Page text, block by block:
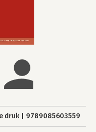
druk 9789085603559